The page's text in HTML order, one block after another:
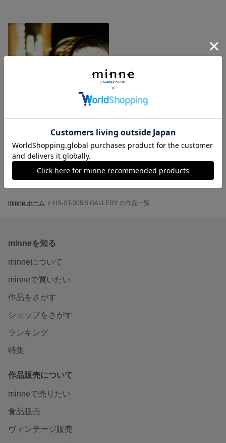
結婚式 ウエディングムービー制作♪ オープニング プロフィール エンディング
5,500円
minne ホーム HS-ST-305'S GALLERY の作品一覧
minneを知る
minneについて
minneで買いたい
作品をさがす
ショップをさがす
ランキング
特集
作品販売について
minneで売りたい
食品販売
ヴィンテージ販売